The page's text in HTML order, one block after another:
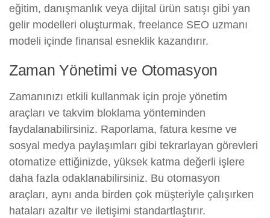
eğitim, danışmanlık veya dijital ürün satışı gibi yan
gelir modelleri oluşturmak, freelance SEO uzmanı
modeli içinde finansal esneklik kazandırır.
Zaman Yönetimi ve Otomasyon
Zamanınızı etkili kullanmak için proje yönetim
araçları ve takvim bloklama yönteminden
faydalanabilirsiniz. Raporlama, fatura kesme ve
sosyal medya paylaşımları gibi tekrarlayan görevleri
otomatize ettiğinizde, yüksek katma değerli işlere
daha fazla odaklanabilirsiniz. Bu otomasyon
araçları, aynı anda birden çok müşteriyle çalışırken
hataları azaltır ve iletişimi standartlaştırır.